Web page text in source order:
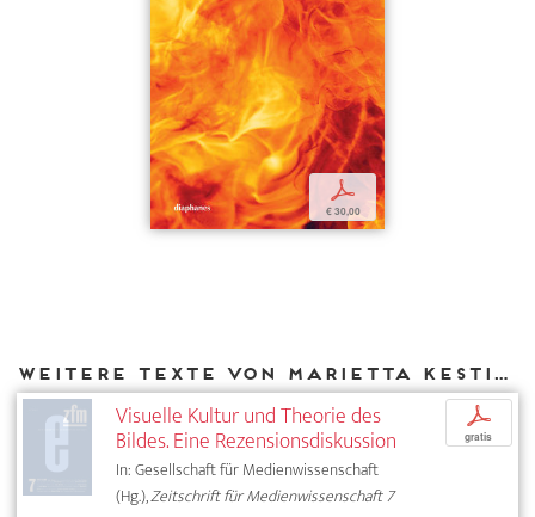
p
€ 30,00
Weitere Texte von Marietta Kesting bei DIAPHANES
Visuelle Kultur und Theorie des
Bildes. Eine Rezensionsdiskussion
In: Gesellschaft für Medienwissenschaft
(Hg.),Zeitschrift für Medienwissenschaft 7
p
gratis